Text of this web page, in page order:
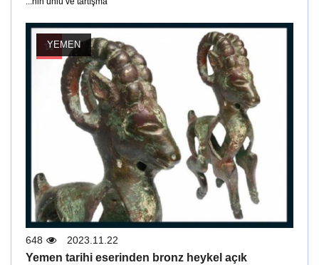
YEMEN
2023.11.22
648
Yemen tarihi eserinden bronz heykel açık